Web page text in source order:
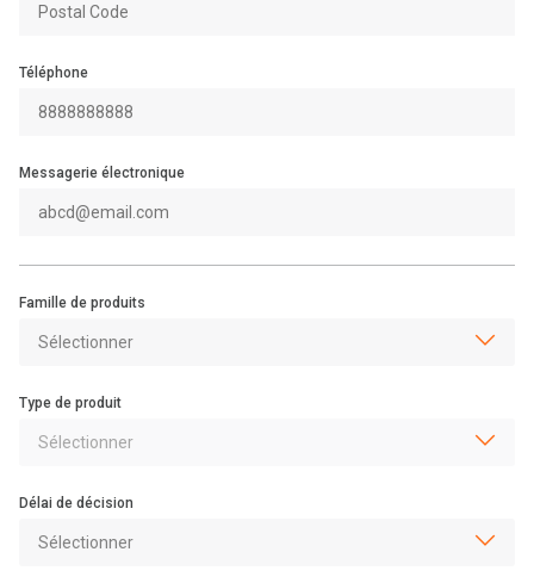
Téléphone
Messagerie électronique
Famille de produits
Type de produit
Délai de décision